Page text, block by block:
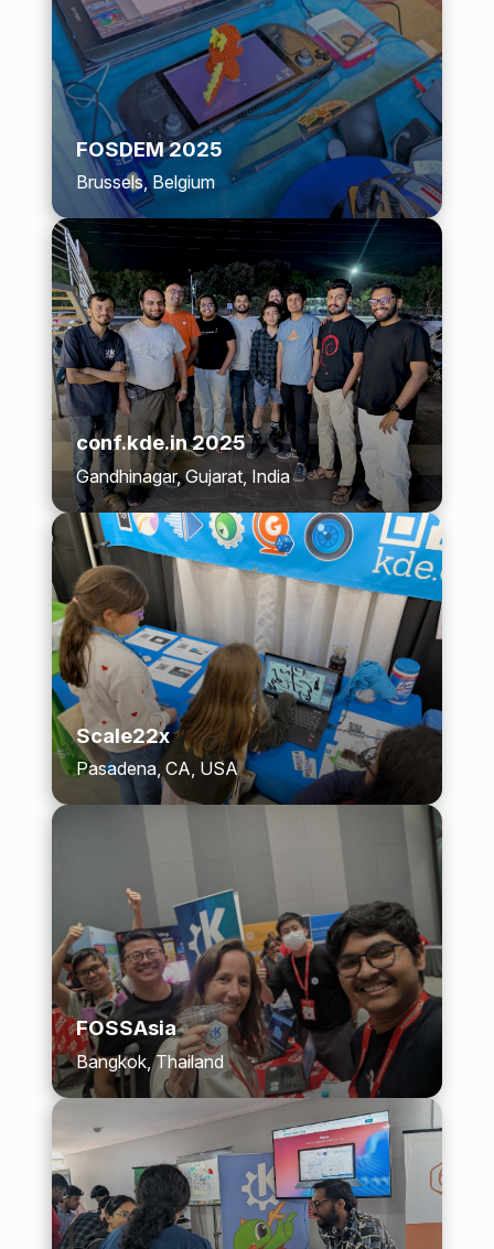
FOSDEM 2025
Brussels, Belgium
conf.kde.in 2025
Gandhinagar, Gujarat, India
Scale22x
Pasadena, CA, USA
FOSSAsia
Bangkok, Thailand